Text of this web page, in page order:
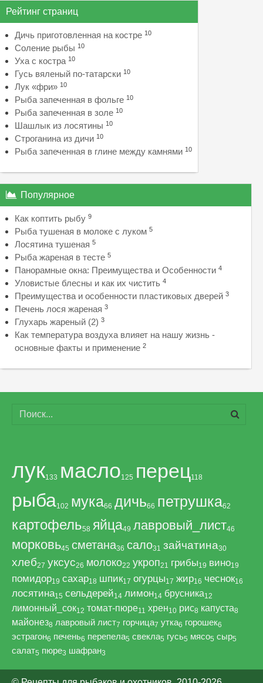
Рейтинг страниц
Дичь приготовленная на костре 10
Соление рыбы 10
Уха с костра 10
Гусь вяленый по-татарски 10
Лук «фри» 10
Рыба запеченная в фольге 10
Рыба запеченная в золе 10
Шашлык из лосятины 10
Строганина из дичи 10
Рыба запеченная в глине между камнями 10
Популярное
Как коптить рыбу 9
Рыба тушеная в молоке с луком 5
Лосятина тушеная 5
Рыба жареная в тесте 5
Панорамные окна: Преимущества и Особенности 4
Уловистые блесны и как их чистить 4
Преимущества и особенности пластиковых дверей 3
Печень лося жареная 3
Глухарь жареный (2) 3
Как температура воздуха влияет на нашу жизнь -
основные факты и применение 2
лук133 масло125 перец118
рыба102 мука66 дичь66 петрушка62
картофель58 яйца49 лавровый_лист46
морковь45 сметана36 сало31 зайчатина30
хлеб27 уксус26 молоко22 укроп21 грибы19 вино19
помидор19 сахар18 шпик17 огурцы17 жир16 чеснок16
лосятина15 сельдерей14 лимон14 брусника12
лимонный_сок12 томат-пюре11 хрен10 рис8 капуста8
майонез8 лавровый лист7 горчица7 утка6 горошек6
эстрагон6 печень6 перепела5 свекла5 гусь5 мясо5 сыр5
салат5 пюре3 шафран3